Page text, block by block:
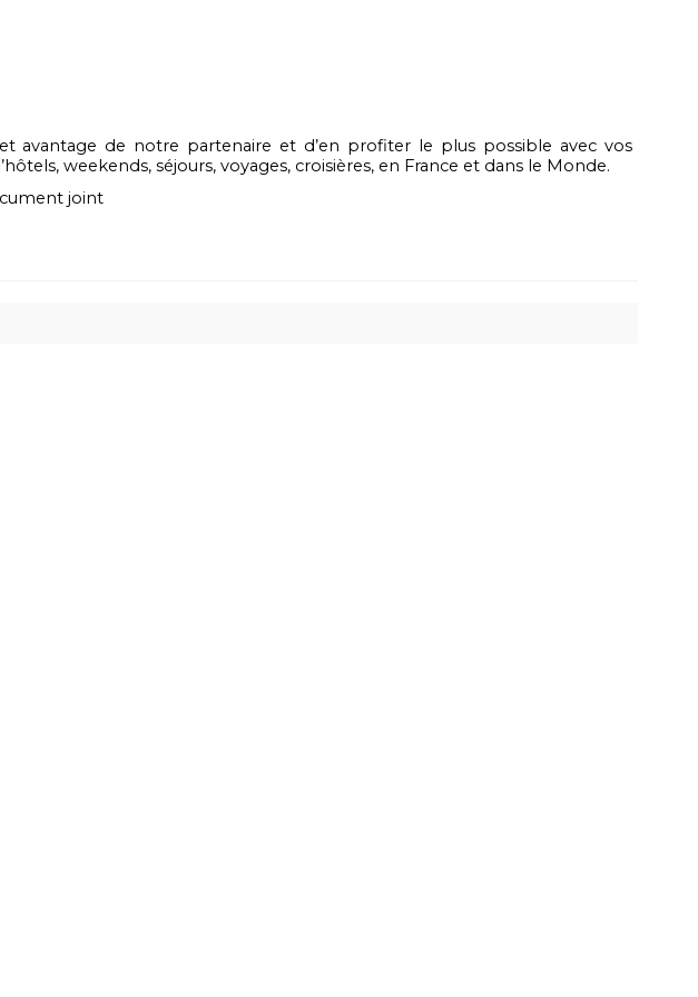
avantage de notre partenaire et d’en profiter le plus possible avec vos
weekends, séjours, voyages, croisières, en France et dans le Monde.
joint